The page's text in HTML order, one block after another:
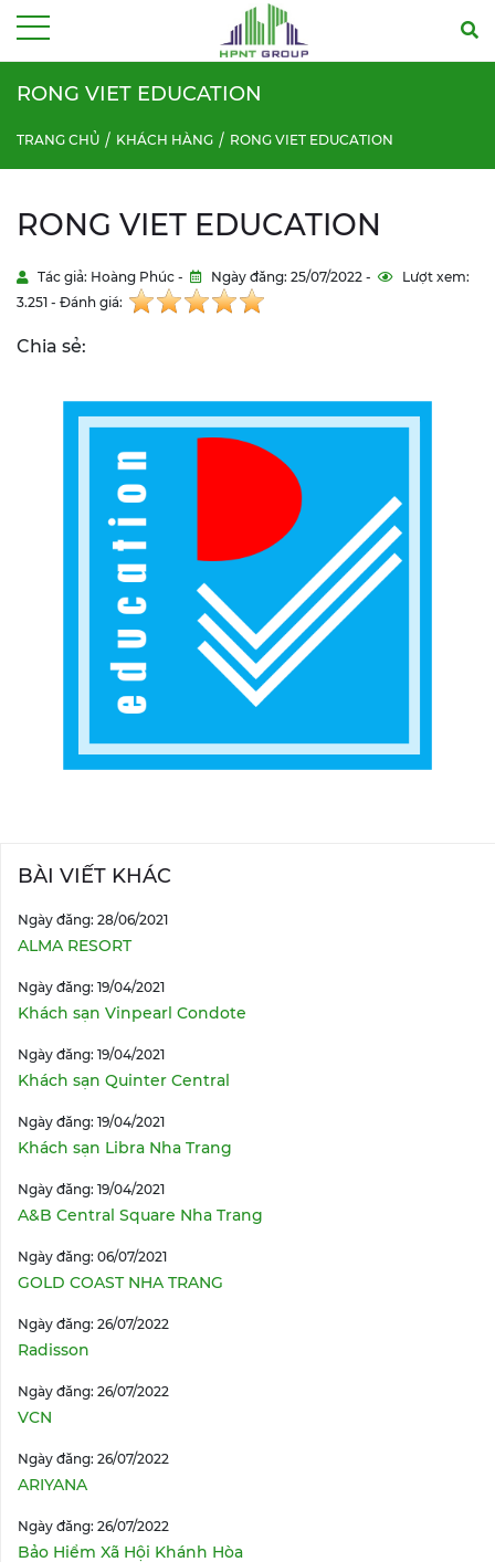
RONG VIET EDUCATION
TRANG CHỦ KHÁCH HÀNG RONG VIET EDUCATION
RONG VIET EDUCATION
Tác giả: Hoàng Phúc - Ngày đăng: 25/07/2022 -
Lượt xem:
3.251 - Đánh giá:
Chia sẻ:
BÀI VIẾT KHÁC
Ngày đăng: 28/06/2021
ALMA RESORT
Ngày đăng: 19/04/2021
Khách sạn Vinpearl Condote
Ngày đăng: 19/04/2021
Khách sạn Quinter Central
Ngày đăng: 19/04/2021
Khách sạn Libra Nha Trang
Ngày đăng: 19/04/2021
A&B Central Square Nha Trang
Ngày đăng: 06/07/2021
GOLD COAST NHA TRANG
Ngày đăng: 26/07/2022
Radisson
Ngày đăng: 26/07/2022
VCN
Ngày đăng: 26/07/2022
ARIYANA
Ngày đăng: 26/07/2022
Bảo Hiểm Xã Hội Khánh Hòa